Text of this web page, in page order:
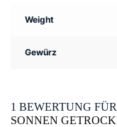
Weight
Gewürz
1 BEWERTUNG FÜR
SONNEN